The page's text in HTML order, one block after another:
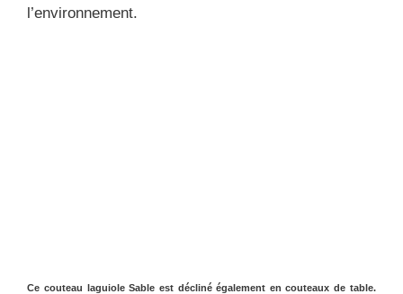
l’environnement.
Ce couteau laguiole Sable est décliné également encouteaux de table.